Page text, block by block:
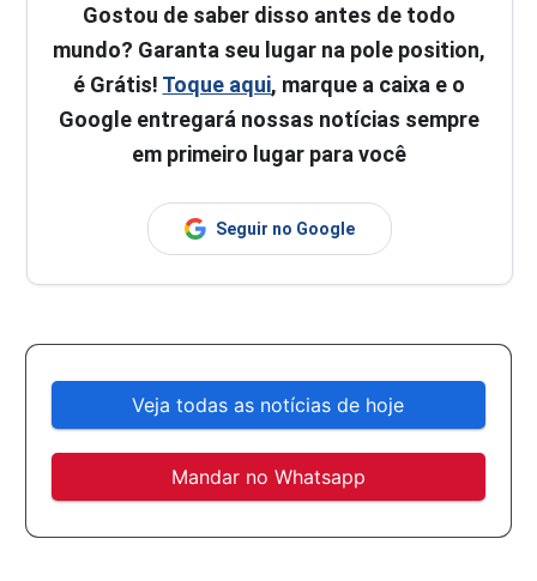
Gostou de saber disso antes de todo
mundo? Garanta seu lugar na pole position,
é Grátis! Toque aqui, marque a caixa e o
Google entregará nossas notícias sempre
em primeiro lugar para você
Seguir no Google
Veja todas as notícias de hoje
Mandar no Whatsapp